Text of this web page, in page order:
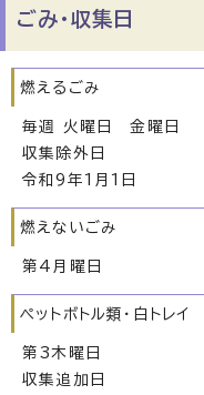
ごみ・収集日
燃えるごみ
毎週 火曜日 金曜日
収集除外日
令和9年1月1日
燃えないごみ
第4月曜日
ペットボトル類・白トレイ
第3木曜日
収集追加日